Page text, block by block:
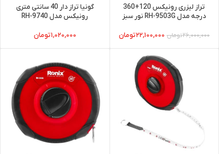
تراز لیزری رونیکس 120+360
درجه مدل RH-9503G نور سبز
۲۶,۰۰۰,۰۰۰تومان ۲۲,۱۰۰,۰۰۰تومان
گونیا تراز دار 40 سانتی متری
رونیکس مدل RH-9740
۱,۰۲۰,۰۰۰تومان